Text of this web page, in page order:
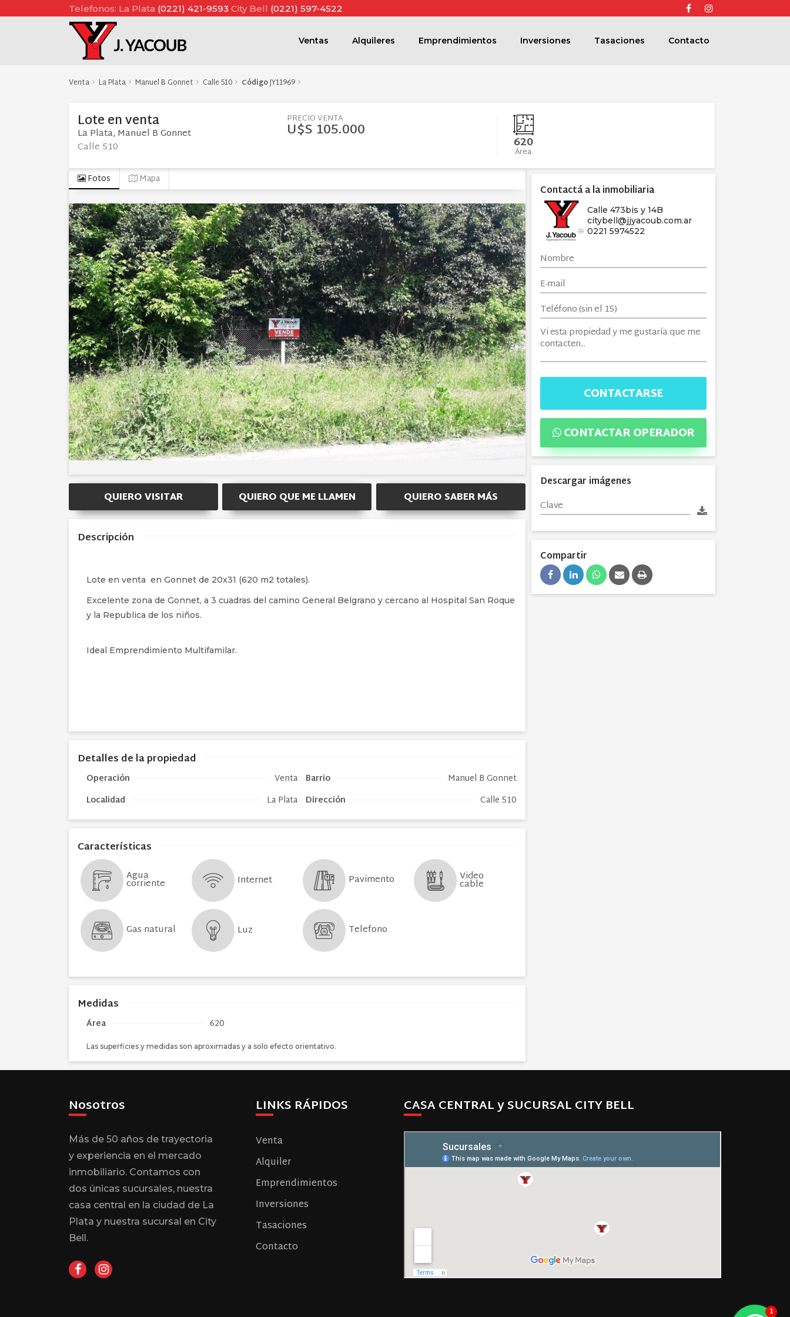
Telefonos: La Plata (0221) 421-9593 City Bell (0221) 597-4522 FacebookInstagram
Ventas Alquileres Emprendimientos Inversiones Tasaciones Contacto
Venta La Plata Manuel B Gonnet Calle 510 CódigoJY11969
Loteenventa
La Plata Manuel B Gonnet
Calle 510
PRECIO VENTA
U$S 105.000
620
Área
Fotos Mapa
QUIERO VISITAR QUIERO QUE ME LLAMEN QUIERO SABER MÁS
Descripción
Lote en venta en Gonnet de 20x31 (620 m2 totales).
Excelente zona de Gonnet, a 3 cuadras del camino General Belgrano y cercano al Hospital San Roque
y la Republica de los niños.
Ideal Emprendimiento Multifamilar.
Detalles de la propiedad
Operación
Venta
Localidad
La Plata
Barrio
Manuel B Gonnet
Dirección
Calle 510
Características
Agua
corriente
Gas natural
Internet
Luz
Pavimento
Telefono
Video
cable
Medidas
Área 620
Las superficies y medidas son aproximadas y a solo efecto orientativo.
Contactá a la inmobiliaria
Calle 473bis y 14B
citybell@jjyacoub.com.ar
0221 5974522
CONTACTARSE
CONTACTAR OPERADOR
Descargar imágenes
Compartir
Nosotros
Más de 50 años de trayectoria
y experiencia en el mercado
inmobiliario. Contamos con
dos únicas sucursales, nuestra
casa central en la ciudad de La
Plata y nuestra sucursal en City
Bell.
LINKS RÁPIDOS
Venta
Alquiler
Emprendimientos
Inversiones
Tasaciones
Contacto
CASA CENTRAL y SUCURSAL CITY BELL